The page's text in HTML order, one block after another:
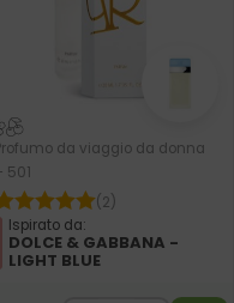
da viaggio da donna
501
(2)
Ispirato da:
DOLCE & GABBANA -
LIGHT BLUE